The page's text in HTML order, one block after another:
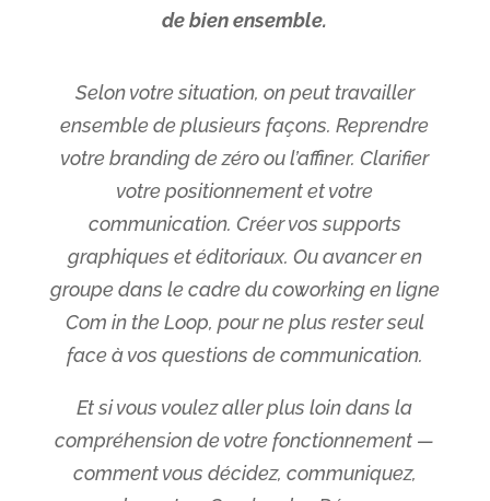
de bien ensemble.
Selon votre situation, on peut travailler
ensemble de plusieurs façons. Reprendre
votre branding de zéro ou l’affiner. Clarifier
votre positionnement et votre
communication. Créer vos supports
graphiques et éditoriaux. Ou avancer en
groupe dans le cadre du coworking en ligne
Com in the Loop, pour ne plus rester seul
face à vos questions de communication.
Et si vous voulez aller plus loin dans la
compréhension de votre fonctionnement —
comment vous décidez, communiquez,